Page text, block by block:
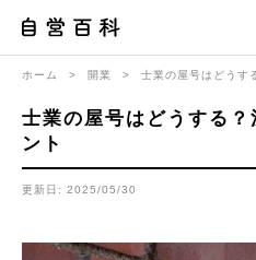
ホーム > 開業 > 士業の屋号はどうす
士業の屋号はどうする
ント
更新日: 2025/05/30